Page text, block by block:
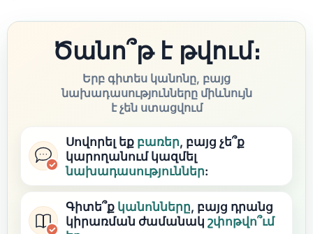
Ծանո՞թ է թվում։
Երբ գիտես կանոնը, բայց
նախադասությունները միևնույն
է չեն ստացվում
Սովորել եք բառեր, բայց չե՞ք
կարողանում կազմել
նախադասություններ:
Գիտե՞ք կանոնները, բայց դրանց
կիրառման ժամանակ շփոթվո՞ւմ